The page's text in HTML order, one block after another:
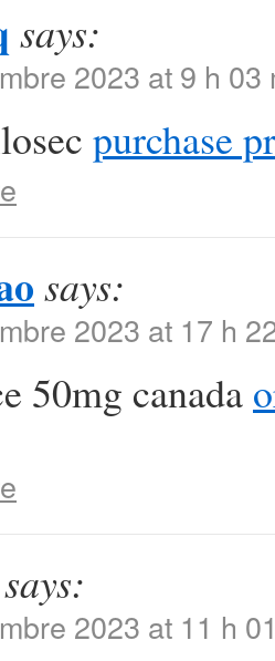
says:
2023 at 9 h 03
purchase
says:
2023 at 17 h
50mg canada
says:
2023 at 11 h